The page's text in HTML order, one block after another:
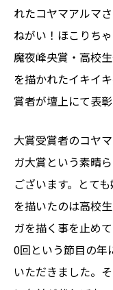
れたコヤマアルマ
ねがい！ほこりち
魔夜峰央賞・高校
を描かれたイキイ
賞者が壇上にて表彰
大賞受賞者のコヤ
ガ大賞という素晴
ございます。とて
を描いたのは高校
ガを描く事を止め
0回という節目の年
いただきました。